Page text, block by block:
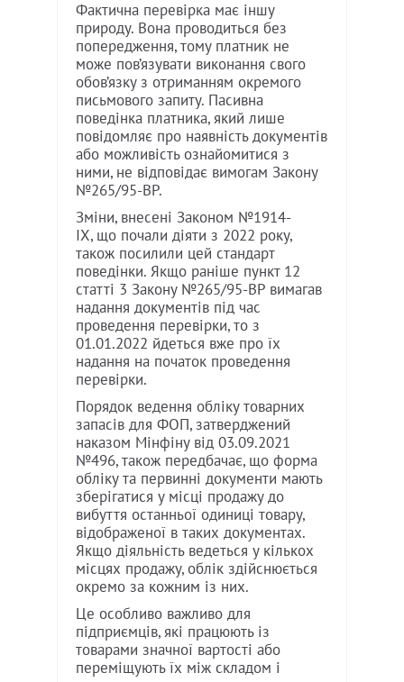
Фактична перевірка має іншу
природу. Вона проводиться без
попередження, тому платник не
може пов’язувати виконання свого
обов’язку з отриманням окремого
письмового запиту. Пасивна
поведінка платника, який лише
повідомляє про наявність документів
або можливість ознайомитися з
ними, не відповідає вимогам Закону
№265/95-ВР.
Зміни, внесені Законом №1914-
IX, що почали діяти з 2022 року,
також посилили цей стандарт
поведінки. Якщо раніше пункт 12
статті 3 Закону №265/95-ВР вимагав
надання документів під час
проведення перевірки, то з
01.01.2022 йдеться вже про їх
надання на початок проведення
перевірки.
Порядок ведення обліку товарних
запасів для ФОП, затверджений
наказом Мінфіну від 03.09.2021
№496, також передбачає, що форма
обліку та первинні документи мають
зберігатися у місці продажу до
вибуття останньої одиниці товару,
відображеної в таких документах.
Якщо діяльність ведеться у кількох
місцях продажу, облік здійснюється
окремо за кожним із них.
Це особливо важливо для
підприємців, які працюють із
товарами значної вартості або
переміщують їх між складом і